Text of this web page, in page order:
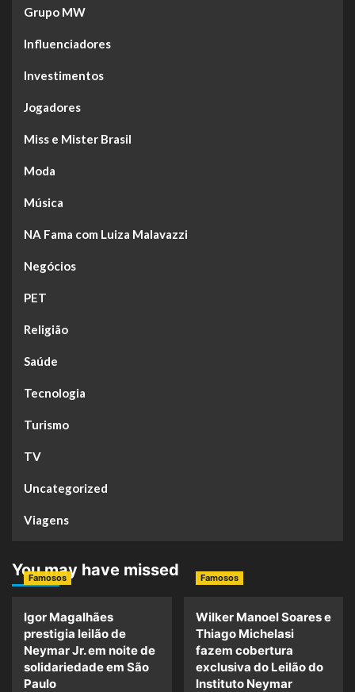
Grupo MW
Influenciadores
Investimentos
Jogadores
Miss e Mister Brasil
Moda
Música
NA Fama com Luiza Malavazzi
Negócios
PET
Religião
Saúde
Tecnologia
Turismo
TV
Uncategorized
Viagens
You may have missed
Famosos
Igor Magalhães
prestigia leilão de
Neymar Jr. em noite de
solidariedade em São
Paulo
Famosos
Wilker Manoel Soares e
Thiago Michelasi
fazem cobertura
exclusiva do Leilão do
Instituto Neymar